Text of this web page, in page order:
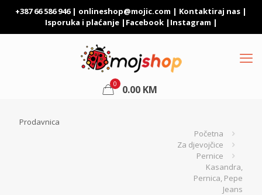
+387 66 586 946 | onlineshop@mojic.com | Kontaktiraj nas |
Isporuka i plaćanje| Facebook| Instagram |
0 0.00 KM
Prodavnica
Početna
Za djevojčice
Pernice
Kasandra,
Pernica, Pepe
Jeans